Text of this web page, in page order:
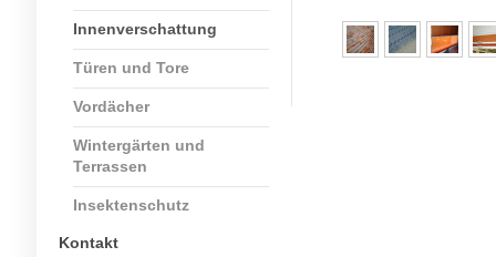
Innenverschattung
Türen und Tore
Vordächer
Wintergärten und
Terrassen
Insektenschutz
Kontakt